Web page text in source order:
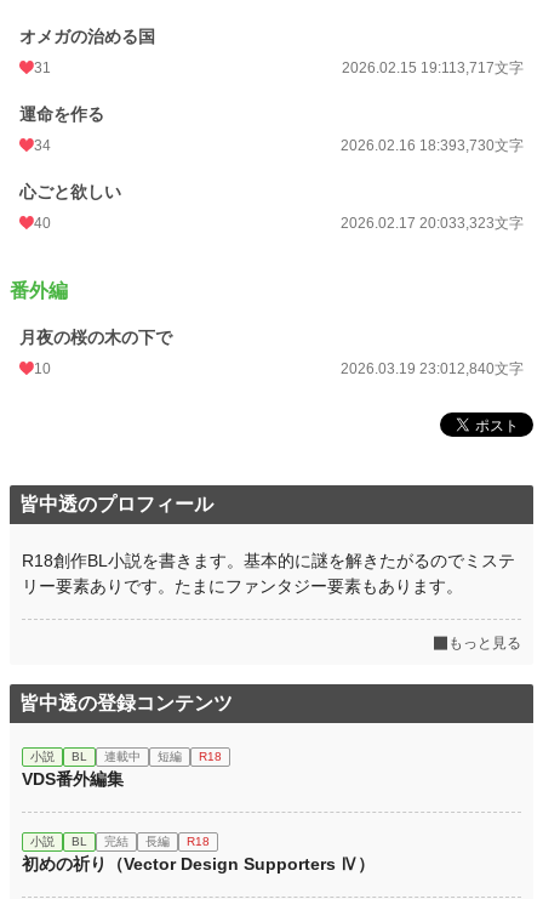
週間ポイント 28 pt (56,925 位)
オメガの治める国
31 2026.02.15 19:113,717文字
運命を作る
34 2026.02.16 18:393,730文字
心ごと欲しい
40 2026.02.17 20:033,323文字
番外編
月夜の桜の木の下で
10 2026.03.19 23:012,840文字
皆中透のプロフィール
R18創作BL小説を書きます。基本的に謎を解きたがるのでミステ
リー要素ありです。たまにファンタジー要素もあります。
もっと見る
皆中透の登録コンテンツ
小説 BL 連載中 短編 R18
VDS番外編集
小説 BL 完結 長編 R18
初めの祈り（Vector Design Supporters Ⅳ）